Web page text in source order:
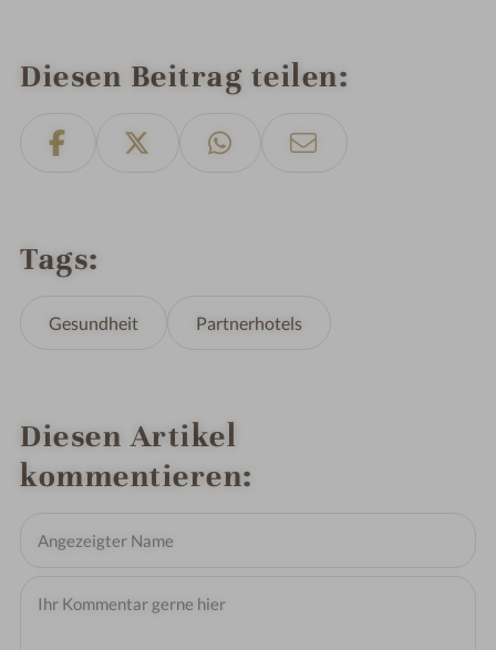
Diesen Beitrag teilen
Tags
Gesundheit Partnerhotels
Diesen Artikel
kommentieren